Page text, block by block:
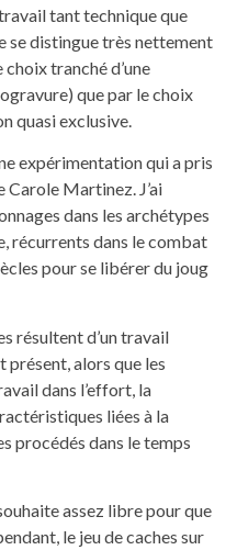
tant technique que
se distingue très nettement
tranché d’une
que par le choix
quasi exclusive.
expérimentation qui a pris
Carole Martinez. J’ai
dans les archétypes
récurrents dans le combat
pour se libérer du joug
résultent d’un travail
présent, alors que les
dans l’effort, la
liées à la
procédés dans le temps
assez libre pour que
le jeu de caches sur